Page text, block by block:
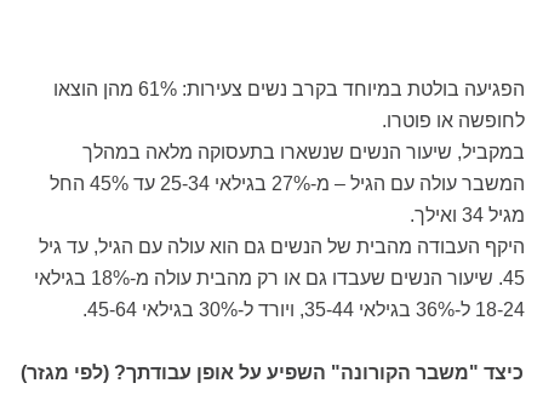
הפגיעה בולטת במיוחד בקרב נשים צעירות: 61% מהן הוצאו
לחופשה או פוטרו.
במקביל, שיעור הנשים שנשארו בתעסוקה מלאה במהלך
המשבר עולה עם הגיל – מ-27% בגילאי 25-34 עד 45% החל
מגיל 34 ואילך.
היקף העבודה מהבית של הנשים גם הוא עולה עם הגיל, עד גיל
45. שיעור הנשים שעבדו גם או רק מהבית עולה מ-18% בגילאי
18-24 ל-36% בגילאי 35-44, ויורד ל-30% בגילאי 45-64.
כיצד "משבר הקורונה" השפיע על אופן עבודתך? (לפי מגזר)